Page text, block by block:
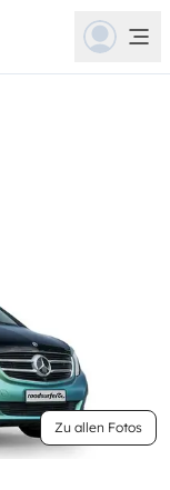
Zu allen Fotos